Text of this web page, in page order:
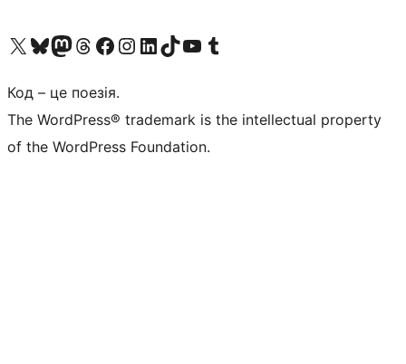
Visit our X (formerly Twitter) account
Visit our Bluesky account
Завітайте до нашої стрічки в Mastodon
Visit our Threads account
Завітайте на нашу сторінку в Facebook
Visit our Instagram account
Visit our LinkedIn account
Visit our TikTok account
Visit our YouTube channel
Visit our Tumblr account
Код – це поезія.
The WordPress® trademark is the intellectual property
of the WordPress Foundation.